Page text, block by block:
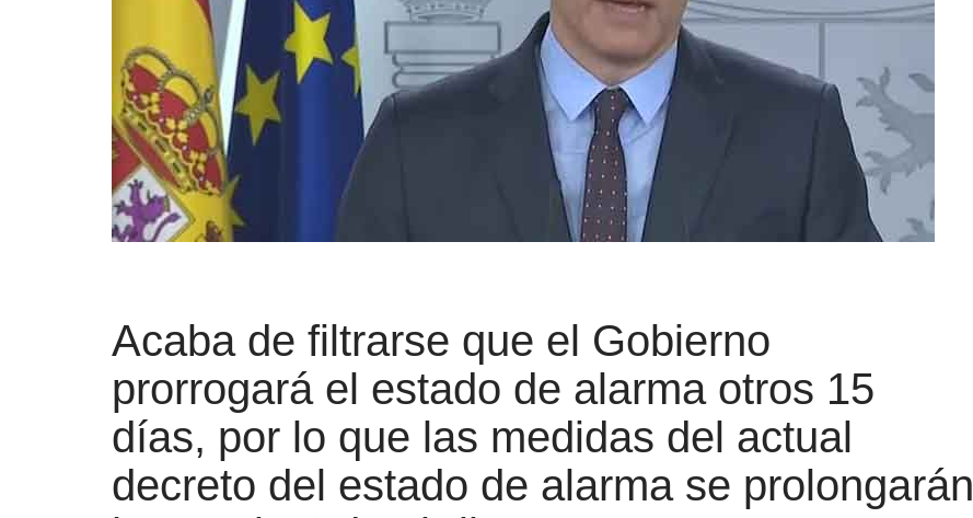
Acaba de filtrarse que el Gobierno
prorrogará el estado de alarma otros 15
días, por lo que las medidas del actual
decreto del estado de alarma se prolongarán